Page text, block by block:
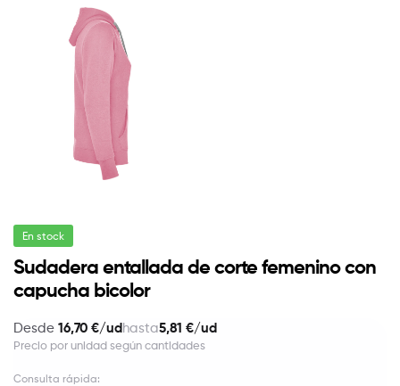
En stock
Sudadera entallada de corte femenino con
capucha bicolor
Desde 16,70 €/udhasta5,81 €/ud
Precio por unidad según cantidades
Consulta rápida: